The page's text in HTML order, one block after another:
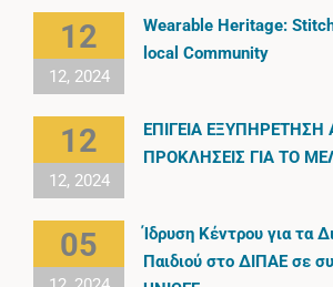
12
12, 2024
Wearable Heritage:
local Community
12
12, 2024
ΕΠΙΓΕΙΑ
ΠΡΟΚΛΗΣΕΙΣ ΓΙΑ ΤΟ
05
Ίδρυση Κέντρου για τα
Παιδιού στο ΔΙΠΑΕ σε